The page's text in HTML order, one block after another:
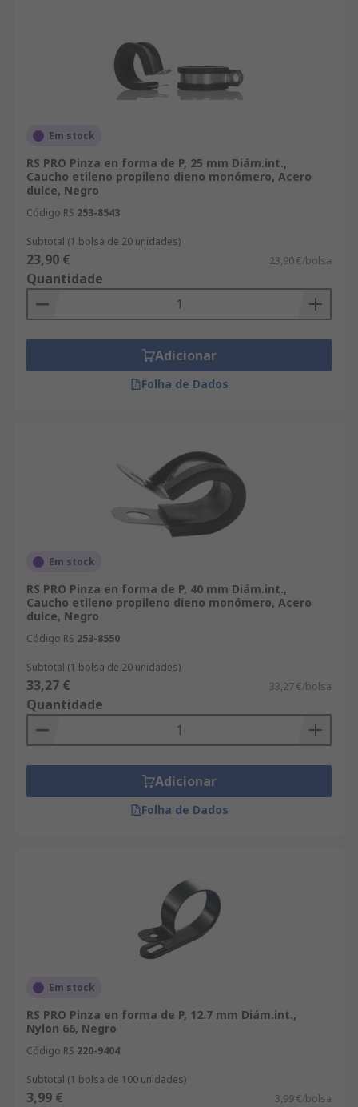
Em stock
RS PRO Pinza en forma de P, 25 mm Diám.int.,
Caucho etileno propileno dieno monómero, Acero
dulce, Negro
Código RS 253-8543
Subtotal (1 bolsa de 20 unidades)
23,90 € 23,90 €/bolsa
Quantidade
Adicionar
Folha de Dados
Em stock
RS PRO Pinza en forma de P, 40 mm Diám.int.,
Caucho etileno propileno dieno monómero, Acero
dulce, Negro
Código RS 253-8550
Subtotal (1 bolsa de 20 unidades)
33,27 € 33,27 €/bolsa
Quantidade
Adicionar
Folha de Dados
Em stock
RS PRO Pinza en forma de P, 12.7 mm Diám.int.,
Nylon 66, Negro
Código RS 220-9404
Subtotal (1 bolsa de 100 unidades)
3,99 € 3,99 €/bolsa